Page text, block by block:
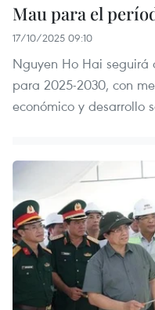
Mau para el
17/10/2025 09:10
Nguyen Ho Hai seguirá
para 2025-2030, con
económico y desarrollo